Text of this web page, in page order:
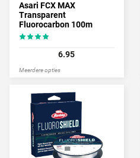
Asari FCX MAX
Transparent
Fluorocarbon 100m
6.95
Meerdere opties